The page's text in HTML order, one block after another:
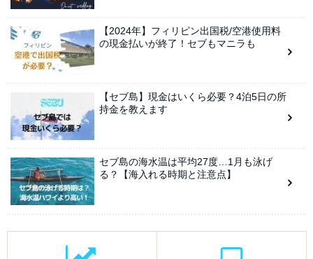
【2024年】フィリピン出国税/空港使用料
の現金払いが終了！セブもマニラも
【セブ島】現金はいくら必要？4泊5日の所
持金を教えます
セブ島の海水温は平均27度…1月も泳げ
る？【海入れる時期と注意点】